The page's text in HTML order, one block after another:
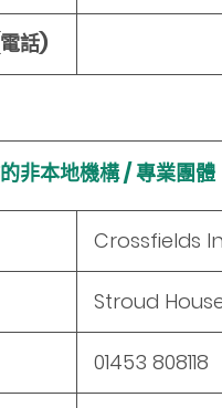
話)
非本地機構 / 專業團體
Crossfields
Stroud
01453 808118